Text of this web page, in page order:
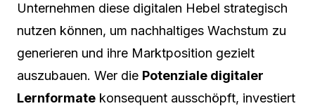
Unternehmen diese digitalen Hebel strategisch
nutzen können, um nachhaltiges Wachstum zu
generieren und ihre Marktposition gezielt
auszubauen. Wer die Potenziale digitaler
Lernformate konsequent ausschöpft, investiert